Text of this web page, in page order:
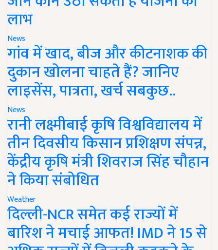
लाभ
News
गांव में खाद, बीज और कीटनाशक की
दुकान खोलना चाहते हैं? जानिए
लाइसेंस, पात्रता, खर्च सबकुछ..
News
रानी लक्ष्मीबाई कृषि विश्वविद्यालय में
तीन दिवसीय किसान प्रशिक्षण संपन्न,
केंद्रीय कृषि मंत्री शिवराज सिंह चौहान
ने किया संबोधित
Weather
दिल्ली-NCR समेत कई राज्यों में
बारिश ने मचाई आफत! IMD ने 15 से